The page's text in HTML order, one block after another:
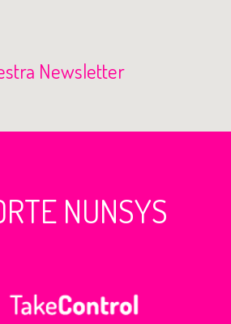
Newsletter
NUNSYS